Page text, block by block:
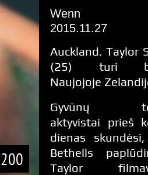
Wenn
2015.11.27
Auckland. Taylor
(25) turi
Naujojoje
Gyvūnų
aktyvistai prieš
dienas
Bethells
Taylor